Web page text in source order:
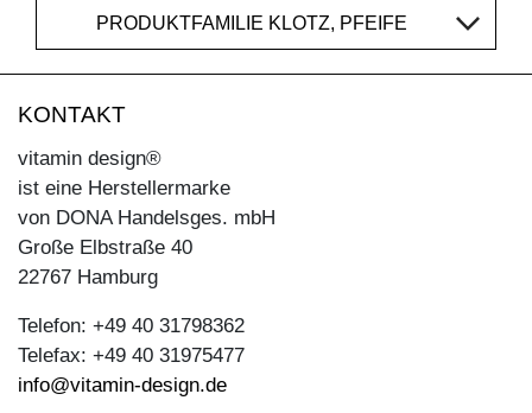
PRODUKTFAMILIE KLOTZ, PFEIFE
KONTAKT
vitamin design®
ist eine Herstellermarke
von DONA Handelsges. mbH
Große Elbstraße 40
22767 Hamburg
Telefon: +49 40 31798362
Telefax: +49 40 31975477
info@vitamin-design.de